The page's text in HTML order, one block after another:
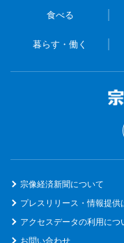
食べる
暮らす・働く
宗像経済新聞について
プレスリリース・情報提供
アクセスデータの利用につ
お問い合わせ